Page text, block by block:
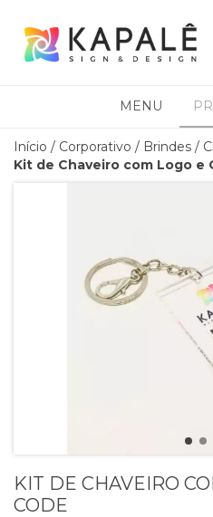
MENU
Início / Corporativo / Brindes /
Kit de Chaveiro com Logo e
KIT DE CHAVEIRO
CODE